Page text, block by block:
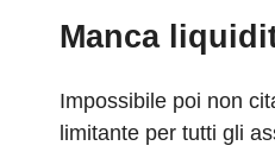
Manca
Impossibile poi non
limitante per tutti gli